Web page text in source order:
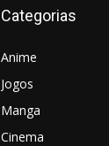
Categorias
Anime
Jogos
Manga
Cinema